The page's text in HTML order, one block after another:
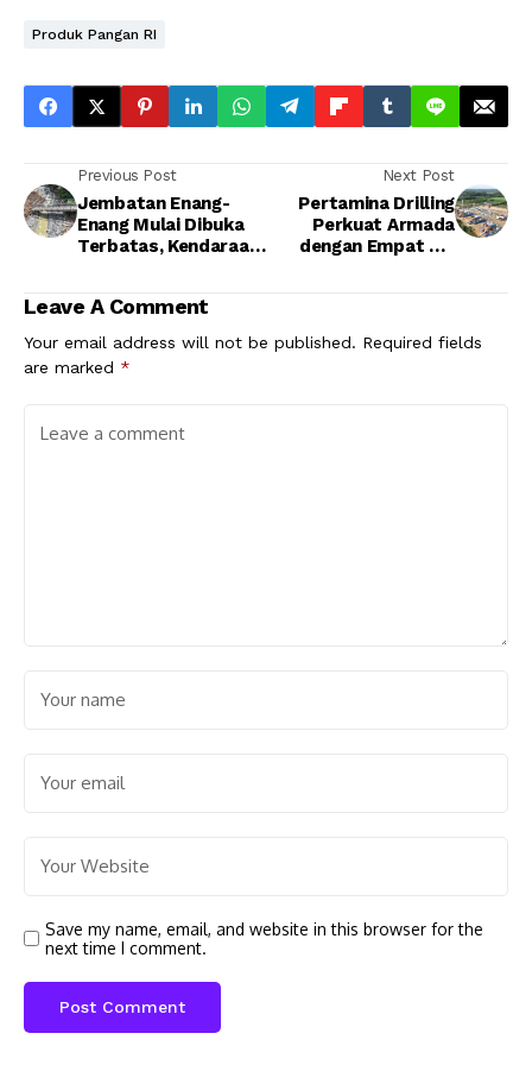
Produk Pangan RI
Previous Post
Jembatan Enang-
Enang Mulai Dibuka
Terbatas, Kendaraan
Next Post
Pertamina Drilling
Perkuat Armada
dengan Empat Rig
Leave A Comment
Your email address will not be published. Required fields
are marked *
Save my name, email, and website in this browser for the
next time I comment.